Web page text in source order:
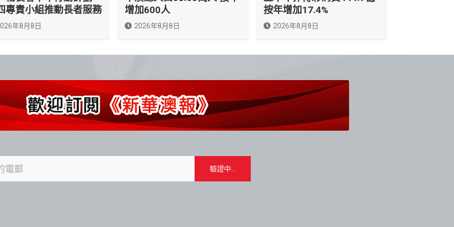
專責小組推動長者服務
年8月8日
增加600人
2026年8月8日
按年增加17.4%
2026年8月8日